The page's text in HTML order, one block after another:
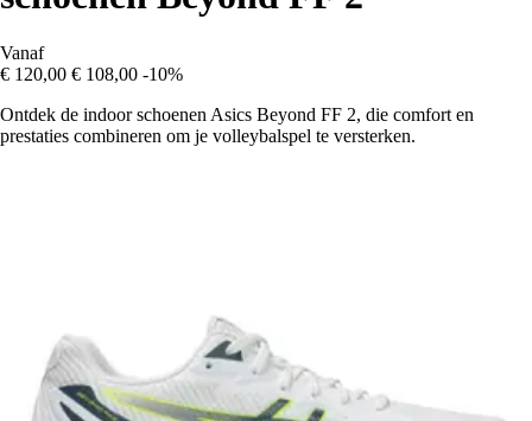
Vanaf
€ 120,00 € 108,00 -10%
Ontdek de indoor schoenen Asics Beyond FF 2, die comfort en
prestaties combineren om je volleybalspel te versterken.